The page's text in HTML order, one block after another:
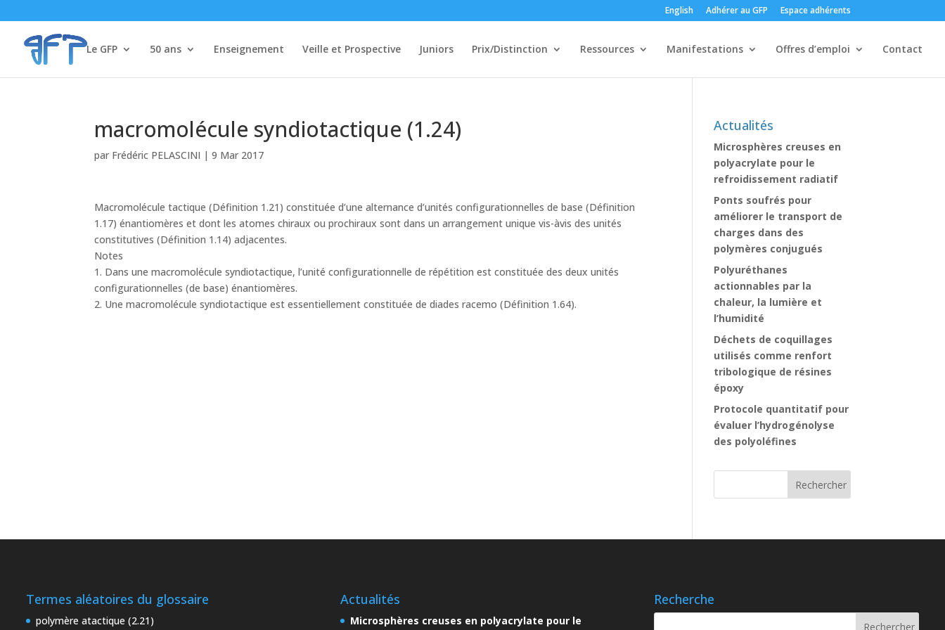
English Adhérer au GFP Espace adhérents
Le GFP 50 ans Enseignement Veille et Prospective Juniors Prix/Distinction Ressources Manifestations Offres d’emploi Contact
macromolécule syndiotactique (1.24)
par Frédéric PELASCINI |9 Mar 2017
Macromolécule tactique (Définition 1.21) constituée d’une alternance d’unités configurationnelles de base (Définition
1.17) énantiomères et dont les atomes chiraux ou prochiraux sont dans un arrangement unique vis-àvis des unités
constitutives (Définition 1.14) adjacentes.
Notes
1. Dans une macromolécule syndiotactique, l’unité configurationnelle de répétition est constituée des deux unités
configurationnelles (de base) énantiomères.
2. Une macromolécule syndiotactique est essentiellement constituée de diades racemo (Définition 1.64).
Actualités
Microsphères creuses en
polyacrylate pour le
refroidissement radiatif
Ponts soufrés pour
améliorer le transport de
charges dans des
polymères conjugués
Polyuréthanes
actionnables par la
chaleur, la lumière et
l’humidité
Déchets de coquillages
utilisés comme renfort
tribologique de résines
époxy
Protocole quantitatif pour
évaluer l’hydrogénolyse
des polyoléfines
Termes aléatoires du glossaire
polymère atactique (2.21)
Actualités
Microsphères creuses en polyacrylate pour le
Recherche